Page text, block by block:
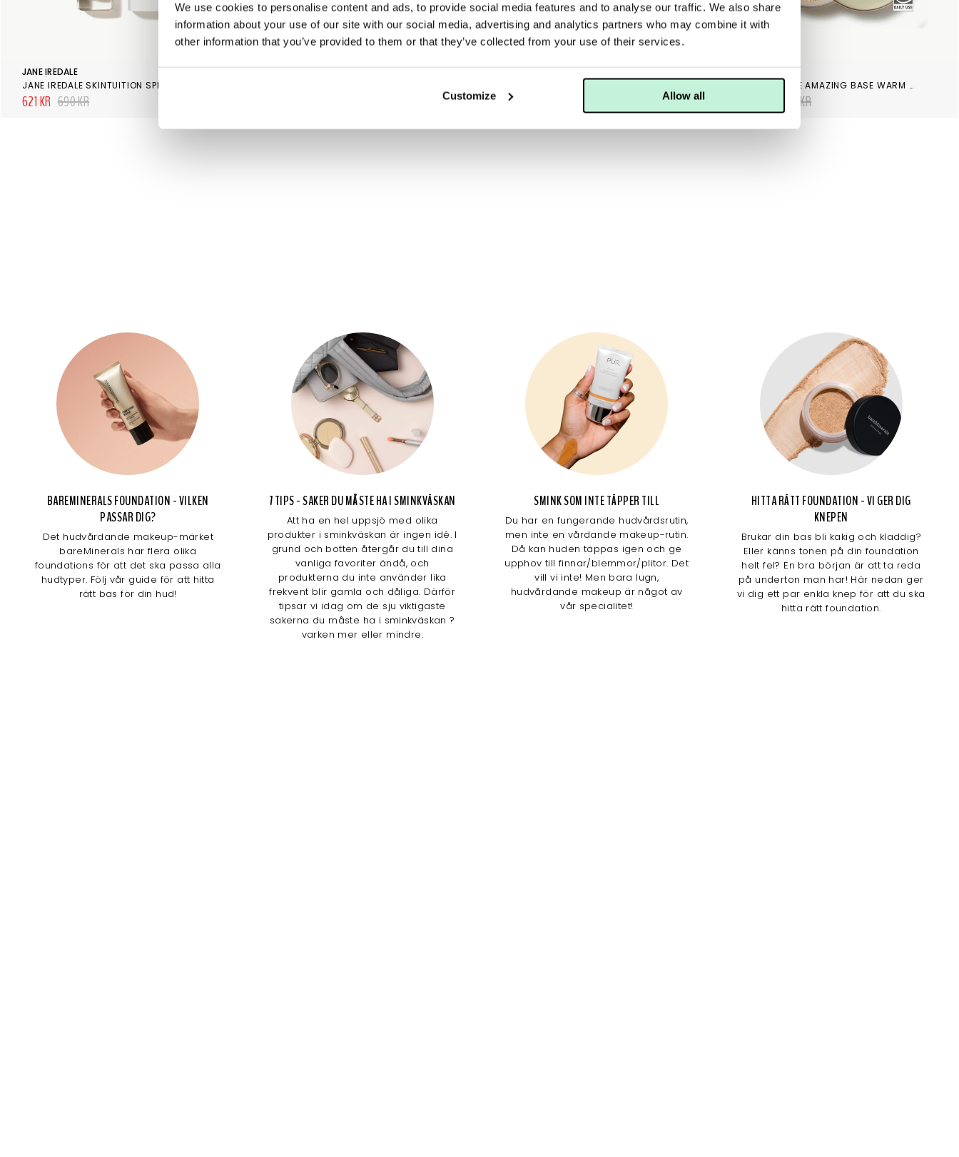
We use cookies to personalise content and ads, to provide social media features and to analyse our traffic. We also share
information about your use of our site with our social media, advertising and analytics partners who may combine it with
other information that you’ve provided to them or that they’ve collected from your use of their services.
Customize Allow all
JANE IREDALE
621 KR 690 KR
JANE IREDALE
MARIA ÅKERBERG
399 KR
JANE IREDALE
JANE IREDALE AMAZING BASE WARM SILK
650 KR
BAREMINERALS FOUNDATION - VILKEN
PASSAR DIG?
Det hudvårdande makeup-märket
bareMinerals har flera olika
foundations för att det ska passa alla
hudtyper. Följ vår guide för att hitta
rätt bas för din hud!
7 TIPS - SAKER DU MÅSTE HA I SMINKVÄSKAN
Att ha en hel uppsjö med olika
produkter i sminkväskan är ingen idé. I
grund och botten återgår du till dina
vanliga favoriter ändå, och
produkterna du inte använder lika
frekvent blir gamla och dåliga. Därför
tipsar vi idag om de sju viktigaste
sakerna du måste ha i sminkväskan ?
varken mer eller mindre.
SMINK SOM INTE TÄPPER TILL
Du har en fungerande hudvårdsrutin,
men inte en vårdande makeup-rutin.
Då kan huden täppas igen och ge
upphov till finnar/blemmor/plitor. Det
vill vi inte! Men bara lugn,
hudvårdande makeup är något av
vår specialitet!
HITTA RÄTT FOUNDATION - VI GER DIG
KNEPEN
Brukar din bas bli kakig och kladdig?
Eller känns tonen på din foundation
helt fel? En bra början är att ta reda
på underton man har! Här nedan ger
vi dig ett par enkla knep för att du ska
hitta rätt foundation.